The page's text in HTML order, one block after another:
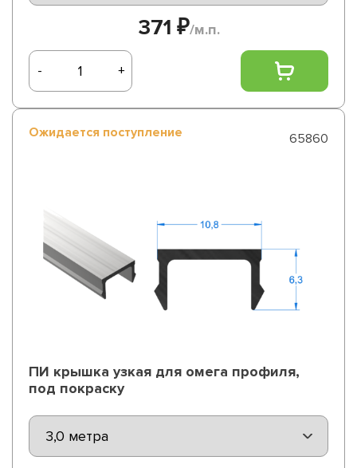
371 ₽/м.п.
- +
Ожидается поступление 65860
ПИ крышка узкая для омега профиля,
под покраску